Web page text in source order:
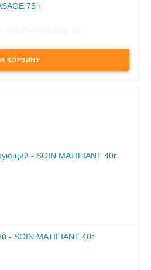
75 г
и прохлады, возвращая
- SOIN MATIFIANT 40г